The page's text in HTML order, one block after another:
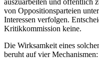
von Oppositionsparteien
Interessen verfolgen.
Kritikkommission keine.
Die Wirksamkeit eines
beruht auf vier Mechanismen: